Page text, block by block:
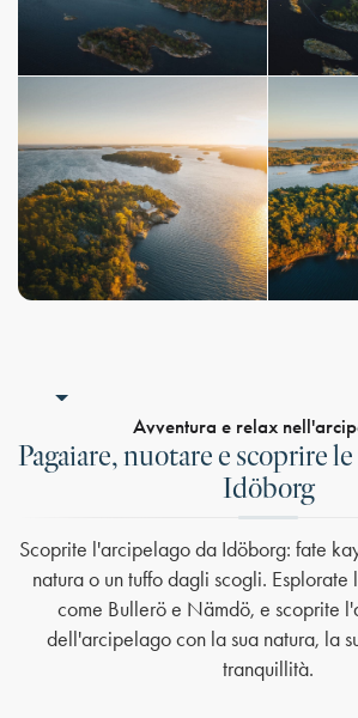
Avventura e relax
Pagaiare, nuotare e scoprire
Idöborg
Scoprite l'arcipelago da Idöborg: fate
natura o un tuffo dagli scogli. Esplorate
come Bullerö e Nämdö, e scoprite
dell'arcipelago con la sua natura, la
tranquillità.